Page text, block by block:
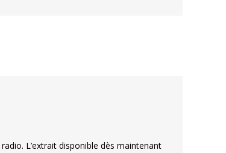
L’extrait disponible dès maintenant